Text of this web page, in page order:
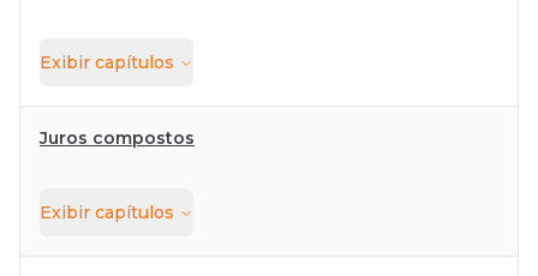
Exibir capítulos
Juros compostos
Exibir capítulos